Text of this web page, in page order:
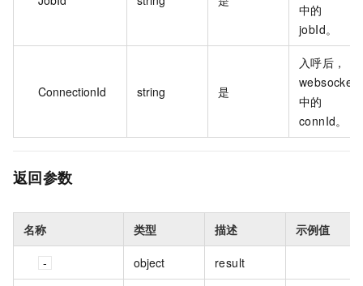
中的
jobId。
ConnectionId string 是
入呼后，
websocket
中的
connId。
返回参数
名称 类型 描述 示例值
object result